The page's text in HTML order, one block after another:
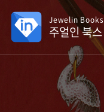
Jewelin Books
주얼인 북스